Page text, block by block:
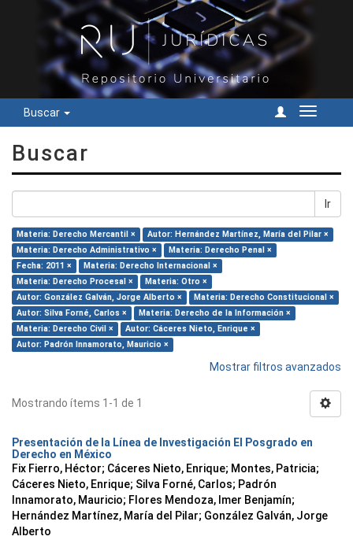
Buscar
Cambiar
Buscar
Ir
Materia: Derecho Mercantil ×
Autor: Hernández Martínez, María del Pilar ×
Materia: Derecho Administrativo ×
Materia: Derecho Penal ×
Fecha: 2011 ×
Materia: Derecho Internacional ×
Materia: Derecho Procesal ×
Materia: Otro ×
Autor: González Galván, Jorge Alberto ×
Materia: Derecho Constitucional ×
Autor: Silva Forné, Carlos ×
Materia: Derecho de la Información ×
Materia: Derecho Civil ×
Autor: Cáceres Nieto, Enrique ×
Autor: Padrón Innamorato, Mauricio ×
Mostrar filtros avanzados
Mostrando ítems 1-1 de 1
Presentación de la Línea de Investigación El Posgrado en
Derecho en México
Fix Fierro, Héctor; Cáceres Nieto, Enrique; Montes, Patricia;
Cáceres Nieto, Enrique; Silva Forné, Carlos; Padrón
Innamorato, Mauricio; Flores Mendoza, Imer Benjamín;
Hernández Martínez, María del Pilar; González Galván, Jorge
Alberto